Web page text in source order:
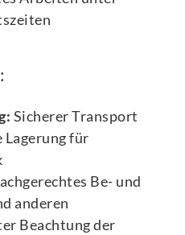
Sicherer Transport
für
Be- und
anderen
Beachtung der